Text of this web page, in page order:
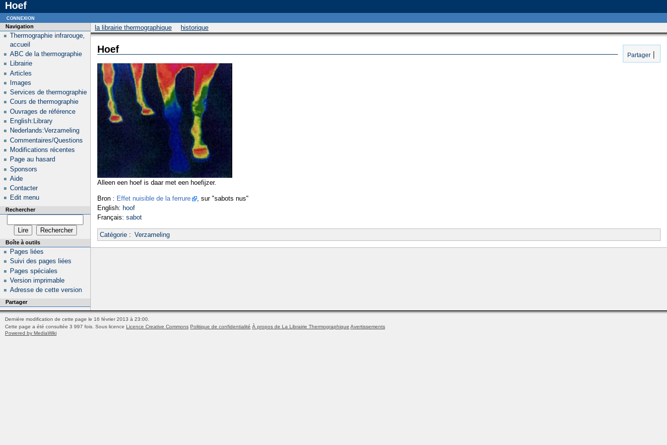
Hoef
la librairie thermographique historique
Partager
Hoef
Alleen een hoef is daar met een hoefijzer.
Bron : Effet nuisible de la ferrure
, sur "sabots nus"
English: hoof
Français: sabot
Catégorie: Verzameling
Navigation
Thermographie infrarouge,
accueil
ABC de la thermographie
Librairie
Articles
Images
Services de thermographie
Cours de thermographie
Ouvrages de référence
English:Library
Nederlands:Verzameling
Commentaires/Questions
Modifications récentes
Page au hasard
Sponsors
Aide
Contacter
Edit menu
Rechercher
Boîte à outils
Pages liées
Suivi des pages liées
Pages spéciales
Version imprimable
Adresse de cette version
Partager
connexion
Dernière modification de cette page le 16 février 2013 à 23:00.
Cette page a été consultée 3 997 fois. Sous licence Licence Creative Commons Politique de confidentialité À propos de La Librairie Thermographique Avertissements
Powered by MediaWiki